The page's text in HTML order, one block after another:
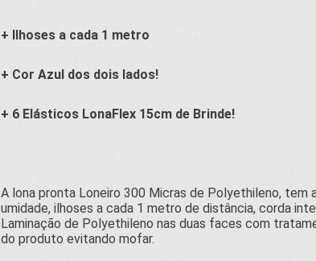
+ Ilhoses a cada 1 metro
+ Cor Azul dos dois lados!
+ 6 Elásticos LonaFlex 15cm de Brinde!
A lona pronta Loneiro 300 Micras de Polyethileno, tem
umidade, ilhoses a cada 1 metro de distância, corda
Laminação de Polyethileno nas duas faces com
do produto evitando mofar.